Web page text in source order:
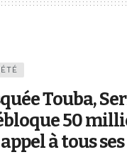
Touba,
50
à tous